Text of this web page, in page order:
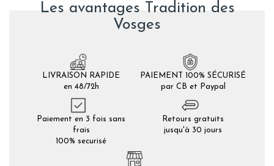
Les avantages Tradition des
Vosges
LIVRAISON RAPIDE
en 48/72h
PAIEMENT 100% SÉCURISÉ
par CB et Paypal
Paiement en 3 fois sans
frais
100% securisé
Retours gratuits
jusqu'à 30 jours